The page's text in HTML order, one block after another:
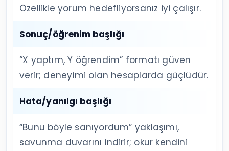
Özellikle yorum hedefliyorsanız iyi çalışır.
Sonuç/öğrenim başlığı
“X yaptım, Y öğrendim” formatı güven
verir; deneyimi olan hesaplarda güçlüdür.
Hata/yanılgı başlığı
“Bunu böyle sanıyordum” yaklaşımı,
savunma duvarını indirir; okur kendini